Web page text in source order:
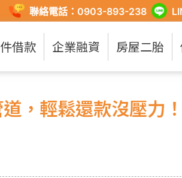
聯絡電話：0903-893-238
借款 企業融資 房屋二胎
，輕鬆還款沒壓力！